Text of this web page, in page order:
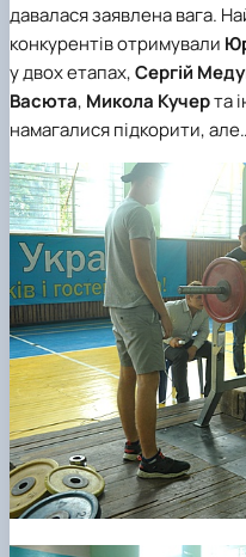
давалася заявлена вага.
конкурентів отримували
у двох етапах,Сергій
Васюта, Микола Кучерта
намагалися підкорити,